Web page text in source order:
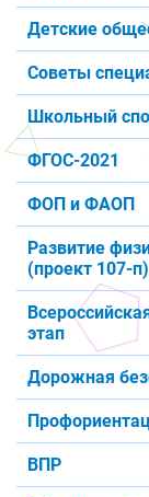
Детские
Советы
Школьный
ФГОС-2021
ФОП и ФАОП
Развитие
(проект 107-п)
этап
Дорожная
ВПР